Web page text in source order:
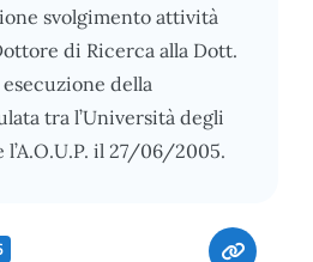
svolgimento attività
di Ricerca alla Dott.
della
tra l’Università degli
l’A.O.U.P. il 27/06/2005.